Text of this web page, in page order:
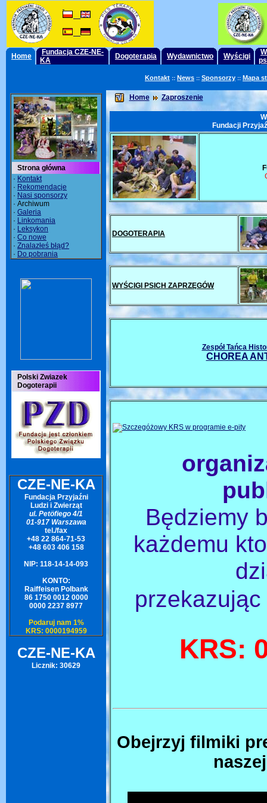
Home
Fundacja CZE-NE-
KA
Dogoterapia Wydawnictwo Wyścigi
Kontakt :: News :: Sponsorzy :: Mapa
Strona główna
· Kontakt
· Rekomendacje
· Nasi sponsorzy
· Archiwum
· Galeria
· Linkomania
· Leksykon
· Co nowe
· Znalazłeś błąd?
· Do pobrania
Polski Zwiazek
Dogoterapii
CZE-NE-KA
Fundacja Przyjaźni
Ludzi i Zwierząt
ul. Petöfiego 4/1
01-917 Warszawa
tel./fax
+48 22 864-71-53
+48 603 406 158
NIP: 118-14-14-093
KONTO:
Raiffeisen Polbank
86 1750 0012 0000
0000 2237 8977
Podaruj nam 1%
KRS: 0000194959
CZE-NE-KA
Licznik: 30629
Home Zaproszenie
Fundacji
DOGOTERAPIA
WYŚCIGI PSICH ZAPRZĘGÓW
Zespół Tańca
CHOREA
Będziemy
każdemu
przekazując
KRS:
Obejrzyj filmiki